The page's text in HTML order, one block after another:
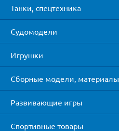
Танки, спецтехника
Судомодели
Игрушки
Сборные модели, материалы
Развивающие игры
Спортивные товары